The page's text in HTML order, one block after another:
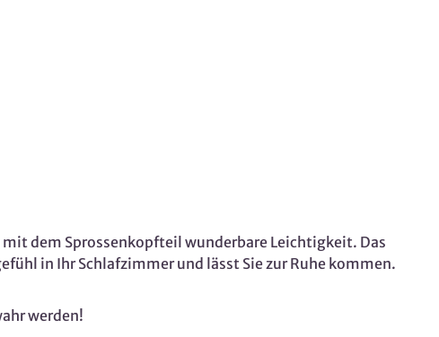
dem Sprossenkopfteil wunderbare Leichtigkeit. Das
in Ihr Schlafzimmer und lässt Sie zur Ruhe kommen.
werden!